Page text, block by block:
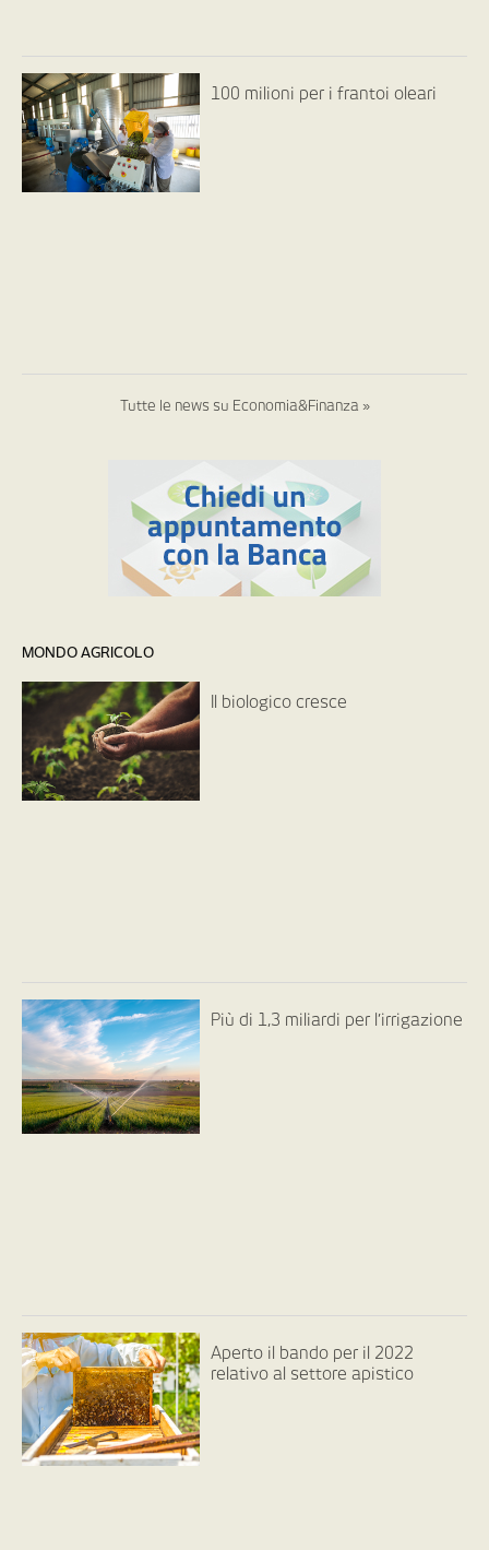
100 milioni per i frantoi oleari
Tutte le news su Economia&Finanza »
MONDO AGRICOLO
Il biologico cresce
Più di 1,3 miliardi per l’irrigazione
Aperto il bando per il 2022
relativo al settore apistico